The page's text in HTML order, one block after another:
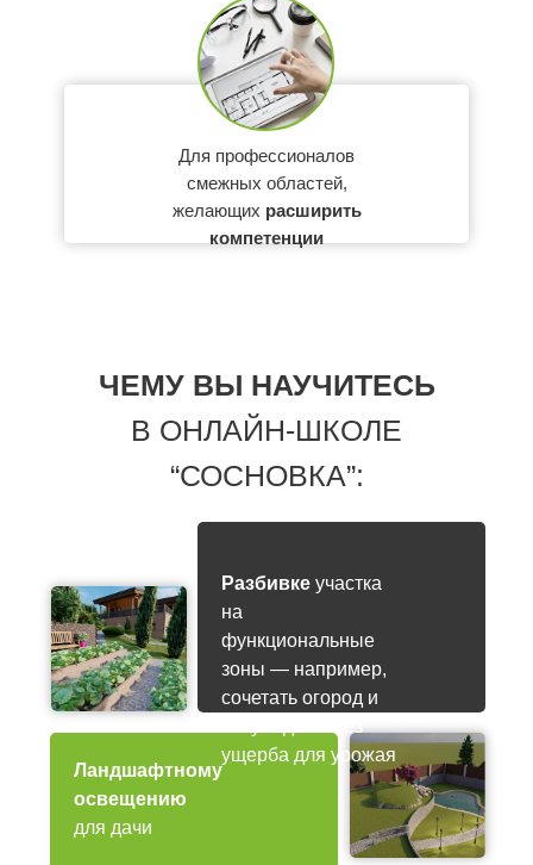
Для профессионалов
смежных областей,
желающих расширить
компетенции
Разбивке участка
на
функциональные
зоны — например,
сочетать огород и
зону отдыха без
ущерба для урожая
ЧЕМУ ВЫ НАУЧИТЕСЬ
В ОНЛАЙН-ШКОЛЕ
“СОСНОВКА”:
Ландшафтному
освещению
для дачи